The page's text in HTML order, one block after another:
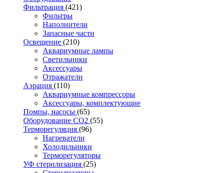
Фильтрация (421)
Фильтры
Наполнители
Запасные части
Освещение (210)
Аквариумные лампы
Светильники
Аксессуары
Отражатели
Аэрация (110)
Аквариумные компрессоры
Аксессуары, комплектующие
Помпы, насосы (65)
Оборудование CO2 (55)
Терморегуляция (96)
Нагреватели
Холодильники
Терморегуляторы
УФ стерилизация (25)